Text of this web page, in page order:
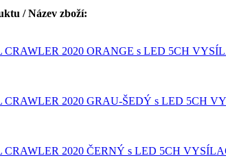
/ Název zboží:
CRAWLER 2020 ORANGE s LED 5CH
CRAWLER 2020 GRAU-ŠEDÝ s LED 5CH
CRAWLER 2020 ČERNÝ s LED 5CH